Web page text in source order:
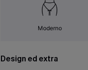
Moderno
Design ed extra